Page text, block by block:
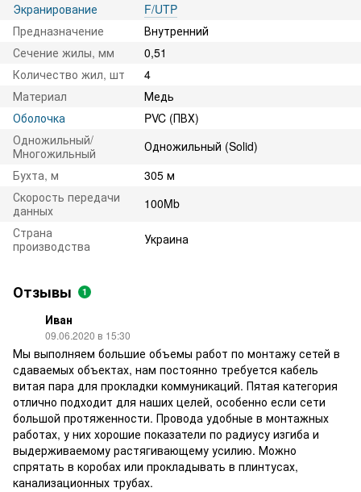
Экранирование
F/UTP
Предназначение
Внутренний
Сечение жилы, мм
0,51
Количество жил, шт
4
Материал
Медь
Оболочка
PVC (ПВХ)
Одножильный/
Многожильный
Одножильный (Solid)
Бухта, м
305 м
Скорость передачи
данных
100Mb
Страна
производства
Украина
Отзывы 1
Иван
09.06.2020 в 15:30
Мы выполняем большие объемы работ по монтажу сетей в
сдаваемых объектах, нам постоянно требуется кабель
витая пара для прокладки коммуникаций. Пятая категория
отлично подходит для наших целей, особенно если сети
большой протяженности. Провода удобные в монтажных
работах, у них хорошие показатели по радиусу изгиба и
выдерживаемому растягивающему усилию. Можно
спрятать в коробах или прокладывать в плинтусах,
канализационных трубах.